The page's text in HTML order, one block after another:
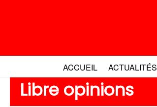
ACCUEIL ACTUALITÉS
Libre opinions